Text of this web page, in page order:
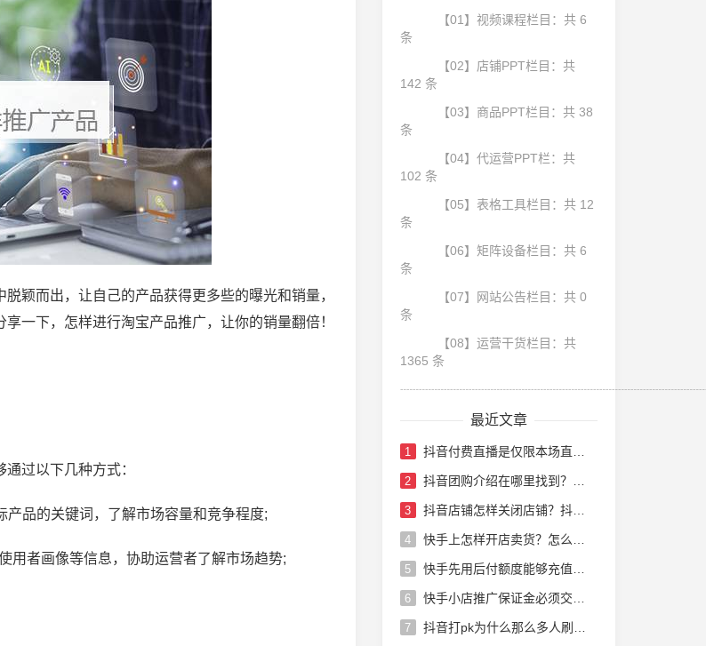
颖而出，让自己的产品获得更多些的曝光和销量，
一下，怎样进行淘宝产品推广，让你的销量翻倍！
过以下几种方式：
产品的关键词，了解市场容量和竞争程度;
用者画像等信息，协助运营者了解市场趋势;
【01】视频课程栏目：共 6
条
【02】店铺PPT栏目：共
142 条
【03】商品PPT栏目：共 38
条
【04】代运营PPT栏：共
102 条
【05】表格工具栏目：共 12
条
【06】矩阵设备栏目：共 6
条
【07】网站公告栏目：共 0
条
【08】运营干货栏目：共
1365 条
最近文章
1
2
3 抖音店铺怎样关闭店铺？抖音店铺怎么运营
4
5
6
7